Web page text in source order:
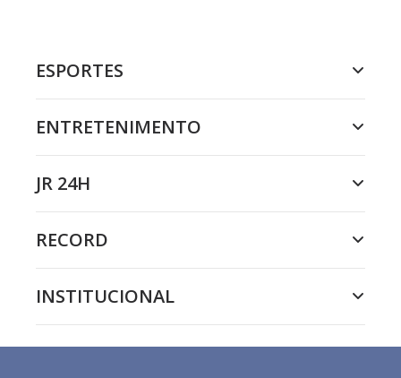
ESPORTES
ENTRETENIMENTO
JR 24H
RECORD
INSTITUCIONAL